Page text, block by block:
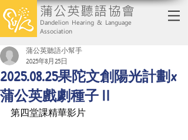
蒲公英聽語協會
Dandelion Hearing & Language
Association
2025.08.25果陀文創陽光計劃x
蒲公英戲劇種子Ⅱ
蒲公英聽語小幫手
2025年8月25日
第四堂課精華影片